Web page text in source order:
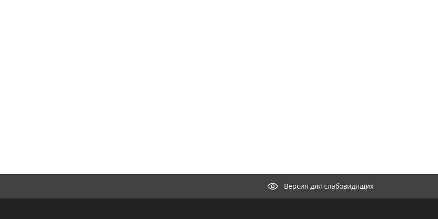
Версия для слабовидящих